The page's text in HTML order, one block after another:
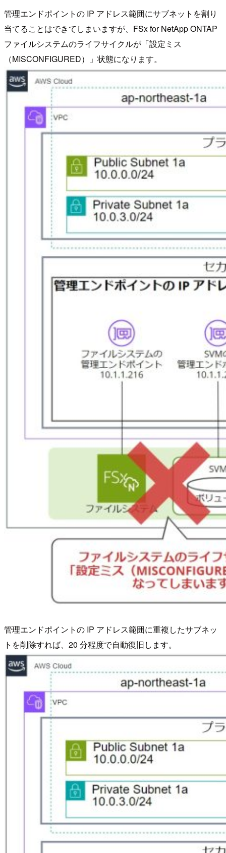
管理エンドポイントの IP アドレス範囲にサブネットを割り
当てることはできてしまいますが、FSx for NetApp ONTAP
ファイルシステムのライフサイクルが「設定ミス
（MISCONFIGURED）」状態になります。
管理エンドポイントの IP アドレス範囲に重複したサブネッ
トを削除すれば、20 分程度で自動復旧します。